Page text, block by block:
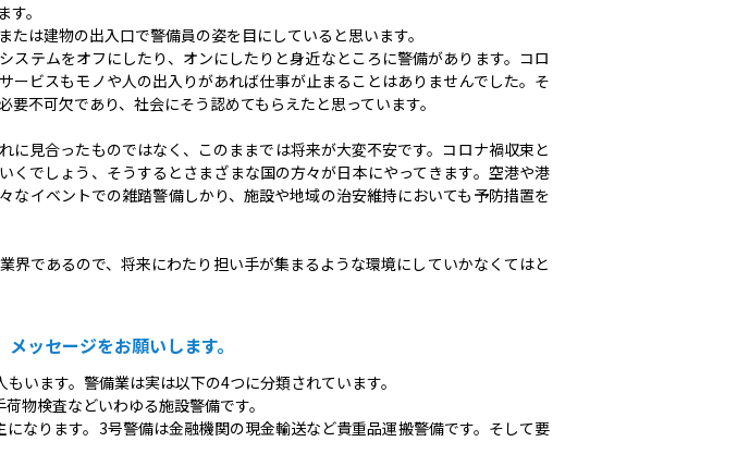
。
は建物の出入口で警備員の姿を目にしていると思います。
ステムをオフにしたり、オンにしたりと身近なところに警備があります。コロ
ービスもモノや人の出入りがあれば仕事が止まることはありませんでした。そ
不可欠であり、社会にそう認めてもらえたと思っています。
に見合ったものではなく、このままでは将来が大変不安です。コロナ禍収束と
くでしょう、そうするとさまざまな国の方々が日本にやってきます。空港や港
なイベントでの雑踏警備しかり、施設や地域の治安維持においても予防措置を
界であるので、将来にわたり担い手が集まるような環境にしていかなくてはと
ッセージをお願いします。
います。警備業は実は以下の4つに分類されています。
物検査などいわゆる施設警備です。
なります。3号警備は金融機関の現金輸送など貴重品運搬警備です。そして要